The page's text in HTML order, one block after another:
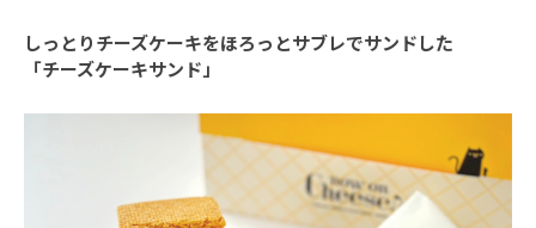
しっとりチーズケーキをほろっとサブレでサンドした
「チーズケーキサンド」